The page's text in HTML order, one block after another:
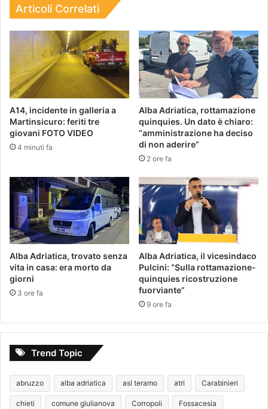
Articoli Correlati
A14, incidente in galleria a
Martinsicuro: feriti tre
giovani FOTO VIDEO
4 minuti fa
Alba Adriatica, rottamazione
quinquies. Un dato è chiaro:
“amministrazione ha deciso
di non aderire”
2 ore fa
Alba Adriatica, trovato senza
vita in casa: era morto da
giorni
3 ore fa
Alba Adriatica, il vicesindaco
Pulcini: “Sulla rottamazione-
quinquies ricostruzione
fuorviante”
9 ore fa
Trend Topic
abruzzo alba adriatica asl teramo atri Carabinieri
chieti comune giulianova Corropoli Fossacesia